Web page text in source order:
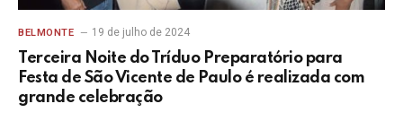
BELMONTE 19 de julho de 2024
Terceira Noite do Tríduo Preparatório para
Festa de São Vicente de Paulo é realizada com
grande celebração